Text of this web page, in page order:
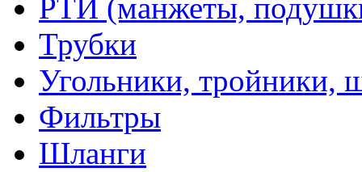
РТИ (манжеты,
Трубки
Угольники, тройники,
Фильтры
Шланги